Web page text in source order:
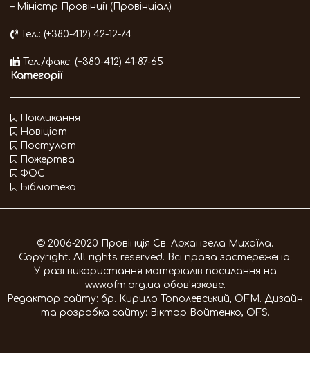
– Міністр Провінції (Провінціал)
Тел.: (+380-412) 42-12-74
Тел./факс: (+380-412) 41-87-65
Категорії
Покликання
Новіціат
Постулат
Пожертва
ФОС
Бібліотека
© 2006-2020 Провінція Св. Архангела Михаїла.
Copyright. All rights reserved. Всі права застережено.
У разі використання матеріалів посилання на
www.ofm.org.ua обов'язкове.
Редактор сайту: бр. Кирило Тополевський, OFM . Дизайн
та розробка сайту: Віктор Войтенко, OFS.